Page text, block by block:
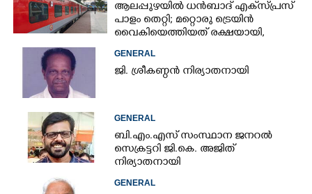
ആലപ്പുഴയിൽ ധൻബാദ് എക്‌സ്പ്രസ്
പാളം തെറ്റി; മറ്റൊരു ട്രെയിൻ
വൈകിയെത്തിയത് രക്ഷയായി,
ഒഴിവായത് വൻ ദുരന്തം
GENERAL
ജി. ശ്രീകണ്ഠൻ നിര്യാതനായി
GENERAL
ബി.എം.എസ് സംസ്ഥാന ജനറൽ
സെക്രട്ടറി ജി.കെ. അജിത്
നിര്യാതനായി
GENERAL